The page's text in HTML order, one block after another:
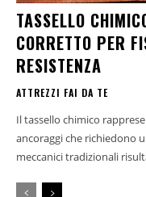
TASSELLO
CORRETTO PER
RESISTENZA
ATTREZZI FAI DA TE
Il tassello chimico
ancoraggi che richiedono
meccanici tradizionali